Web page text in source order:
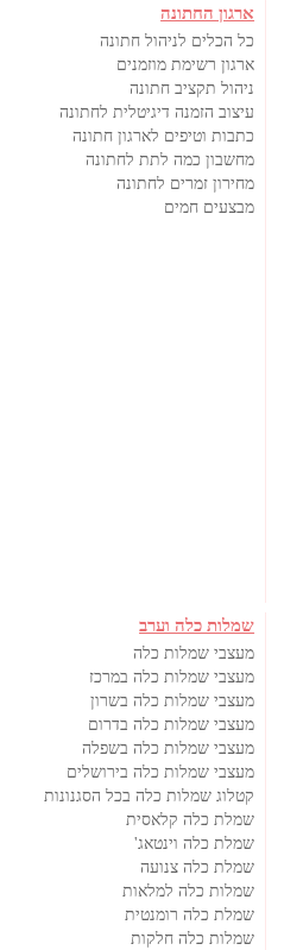
ארגון החתונה
כל הכלים לניהול חתונה
ארגון רשימת מוזמנים
ניהול תקציב חתונה
עיצוב הזמנה דיגיטלית לחתונה
כתבות וטיפים לארגון חתונה
מחשבון כמה לתת לחתונה
מחירון זמרים לחתונה
מבצעים חמים
שמלות כלה וערב
מעצבי שמלות כלה
מעצבי שמלות כלה במרכז
מעצבי שמלות כלה בשרון
מעצבי שמלות כלה בדרום
מעצבי שמלות כלה בשפלה
מעצבי שמלות כלה בירושלים
קטלוג שמלות כלה בכל הסגנונות
שמלת כלה קלאסית
שמלת כלה וינטאג'
שמלת כלה צנועה
שמלות כלה למלאות
שמלת כלה רומנטית
שמלות כלה חלקות